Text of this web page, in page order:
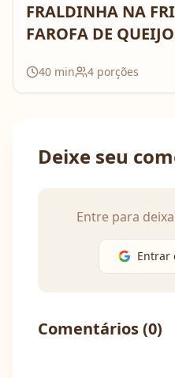
FRALDINHA NA
FAROFA DE
40 min 4 porções
Deixe seu
Entre para
Entrar
Comentários (0)